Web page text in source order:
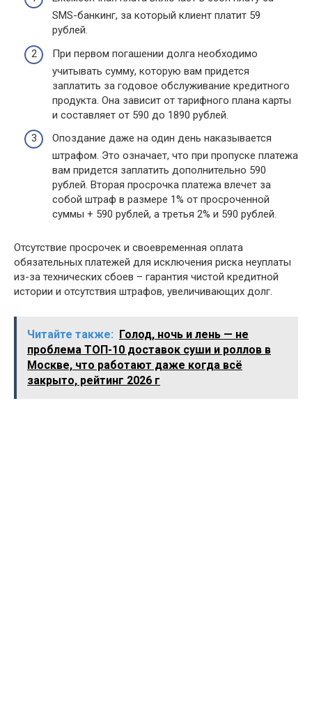
SMS-банкинг, за который клиент платит 59
рублей.
При первом погашении долга необходимо
учитывать сумму, которую вам придется
заплатить за годовое обслуживание кредитного
продукта. Она зависит от тарифного плана карты
и составляет от 590 до 1890 рублей.
Опоздание даже на один день наказывается
штрафом. Это означает, что при пропуске платежа
вам придется заплатить дополнительно 590
рублей. Вторая просрочка платежа влечет за
собой штраф в размере 1% от просроченной
суммы + 590 рублей, а третья 2% и 590 рублей.
Отсутствие просрочек и своевременная оплата
обязательных платежей для исключения риска неуплаты
из-за технических сбоев – гарантия чистой кредитной
истории и отсутствия штрафов, увеличивающих долг.
Читайте также: Голод, ночь и лень — не
проблема ТОП-10 доставок суши и роллов в
Москве, что работают даже когда всё
закрыто, рейтинг 2026 г